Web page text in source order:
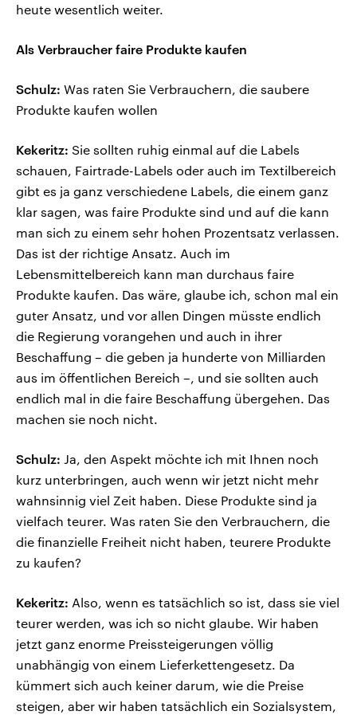
heute wesentlich weiter.
Als Verbraucher faire Produkte kaufen
Schulz: Was raten Sie Verbrauchern, die saubere
Produkte kaufen wollen
Kekeritz: Sie sollten ruhig einmal auf die Labels
schauen, Fairtrade-Labels oder auch im Textilbereich
gibt es ja ganz verschiedene Labels, die einem ganz
klar sagen, was faire Produkte sind und auf die kann
man sich zu einem sehr hohen Prozentsatz verlassen.
Das ist der richtige Ansatz. Auch im
Lebensmittelbereich kann man durchaus faire
Produkte kaufen. Das wäre, glaube ich, schon mal ein
guter Ansatz, und vor allen Dingen müsste endlich
die Regierung vorangehen und auch in ihrer
Beschaffung – die geben ja hunderte von Milliarden
aus im öffentlichen Bereich –, und sie sollten auch
endlich mal in die faire Beschaffung übergehen. Das
machen sie noch nicht.
Schulz: Ja, den Aspekt möchte ich mit Ihnen noch
kurz unterbringen, auch wenn wir jetzt nicht mehr
wahnsinnig viel Zeit haben. Diese Produkte sind ja
vielfach teurer. Was raten Sie den Verbrauchern, die
die finanzielle Freiheit nicht haben, teurere Produkte
zu kaufen?
Kekeritz: Also, wenn es tatsächlich so ist, dass sie viel
teurer werden, was ich so nicht glaube. Wir haben
jetzt ganz enorme Preissteigerungen völlig
unabhängig von einem Lieferkettengesetz. Da
kümmert sich auch keiner darum, wie die Preise
steigen, aber wir haben tatsächlich ein Sozialsystem,